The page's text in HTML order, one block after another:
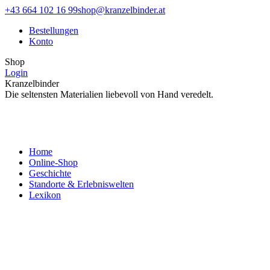
Zum
springen
Facebook
opens
window
Instagram
opens
window
+43 664 102 16 99shop@kranzelbinder.at
Bestellungen
Konto
Shop
Login
Kranzelbinder
Die seltensten Materialien liebevoll von Hand veredelt.
Home
Online-Shop
Geschichte
Standorte & Erlebniswelten
Lexikon